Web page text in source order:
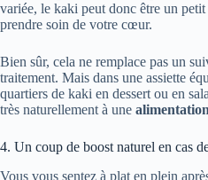
variée, le kaki peut donc être un
prendre soin de votre cœur.
Bien sûr, cela ne remplace pas un
traitement. Mais dans une assiette
quartiers de kaki en dessert ou en
très naturellement à une
4. Un coup de boost naturel en cas
Vous vous sentez à plat en plein